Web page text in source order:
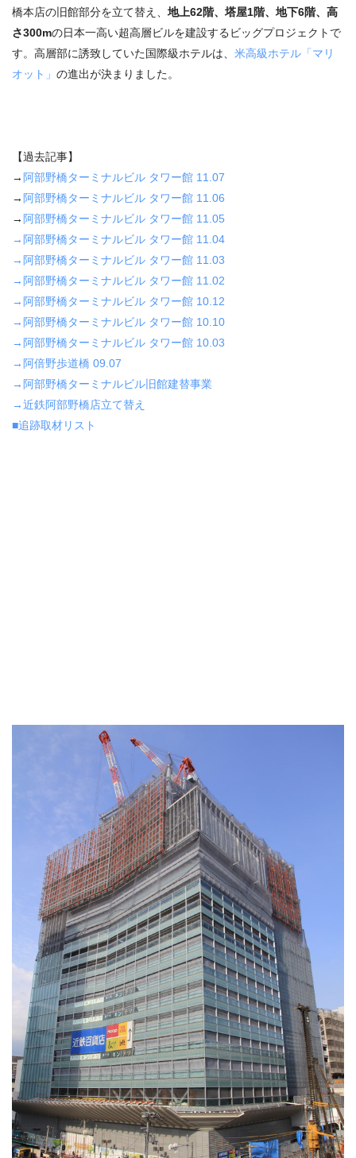
橋本店の旧館部分を立て替え、 地上62階、塔屋1階、地下6階、高
さ300mの日本一高い超高層ビルを建設するビッグプロジェクトで
す。高層部に誘致していた国際級ホテルは、 米高級ホテル「マリ
オット」 の進出が決まりました。
【過去記事】
→ 阿部野橋ターミナルビル タワー館 11.07
→ 阿部野橋ターミナルビル タワー館 11.06
→ 阿部野橋ターミナルビル タワー館 11.05
→阿部野橋ターミナルビル タワー館 11.04
→阿部野橋ターミナルビル タワー館 11.03
→阿部野橋ターミナルビル タワー館 11.02
→阿部野橋ターミナルビル タワー館 10.12
→阿部野橋ターミナルビル タワー館 10.10
→阿部野橋ターミナルビル タワー館 10.03
→阿倍野歩道橋 09.07
→阿部野橋ターミナルビル旧館建替事業
→近鉄阿部野橋店立て替え
■追跡取材リスト